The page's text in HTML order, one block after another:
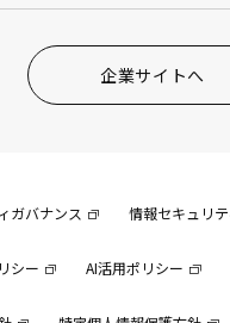
企業サイトへ
ガバナンス 情報セキュリ
シー AI活用ポリシー